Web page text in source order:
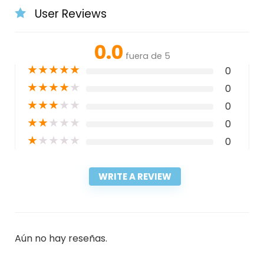
User Reviews
0.0 fuera de 5
★★★★★ 0
★★★★★ 0
★★★★★ 0
★★★★★ 0
★★★★★ 0
WRITE A REVIEW
Aún no hay reseñas.